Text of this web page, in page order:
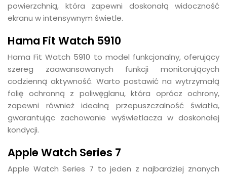
powierzchnią, która zapewni doskonałą widoczność
ekranu w intensywnym świetle.
Hama Fit Watch 5910
Hama Fit Watch 5910 to model funkcjonalny, oferujący
szereg zaawansowanych funkcji monitorujących
codzienną aktywność. Warto postawić na wytrzymałą
folię ochronną z poliwęglanu, która oprócz ochrony,
zapewni również idealną przepuszczalność światła,
gwarantując zachowanie wyświetlacza w doskonałej
kondycji.
Apple Watch Series 7
Apple Watch Series 7 to jeden z najbardziej znanych